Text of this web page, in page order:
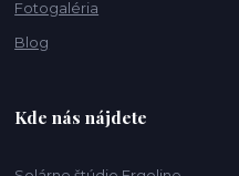
Fotogaléria
Blog
Kde nás nájdete